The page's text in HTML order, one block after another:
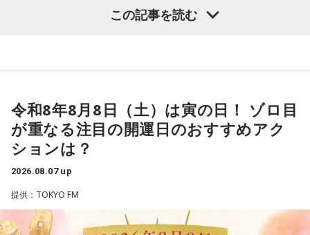
てみては。
4．どうやって放水しているのか……我慢しすぎ度20％
上手な出し方を気にしたあなた。本音を出そうという意識は
しっかり持っているので、我慢しすぎは少なめです。ただ、
ことも。完璧を意識しすぎず、素直に伝えてみるのがコツで
す。
寅の日は、古くから金運や旅立ちに縁起が良いとされる吉日
■2026年8月8日はどんな日？
2026年8月8日（土）・先勝
・寅の日
・六曜「先勝」（午前中が吉とされる）
この記事を読む
令和8年8月8日（土）は寅の日！ ゾロ目
が重なる注目の開運日のおすすめアク
ションは？
2026.08.07 up
提供：TOKYO FM